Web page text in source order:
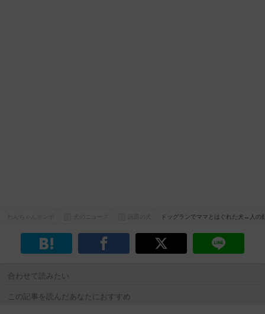
ドッグランでママとはぐれた犬→人
合わせて読みたい
この記事を読んだあなたにおすすめ